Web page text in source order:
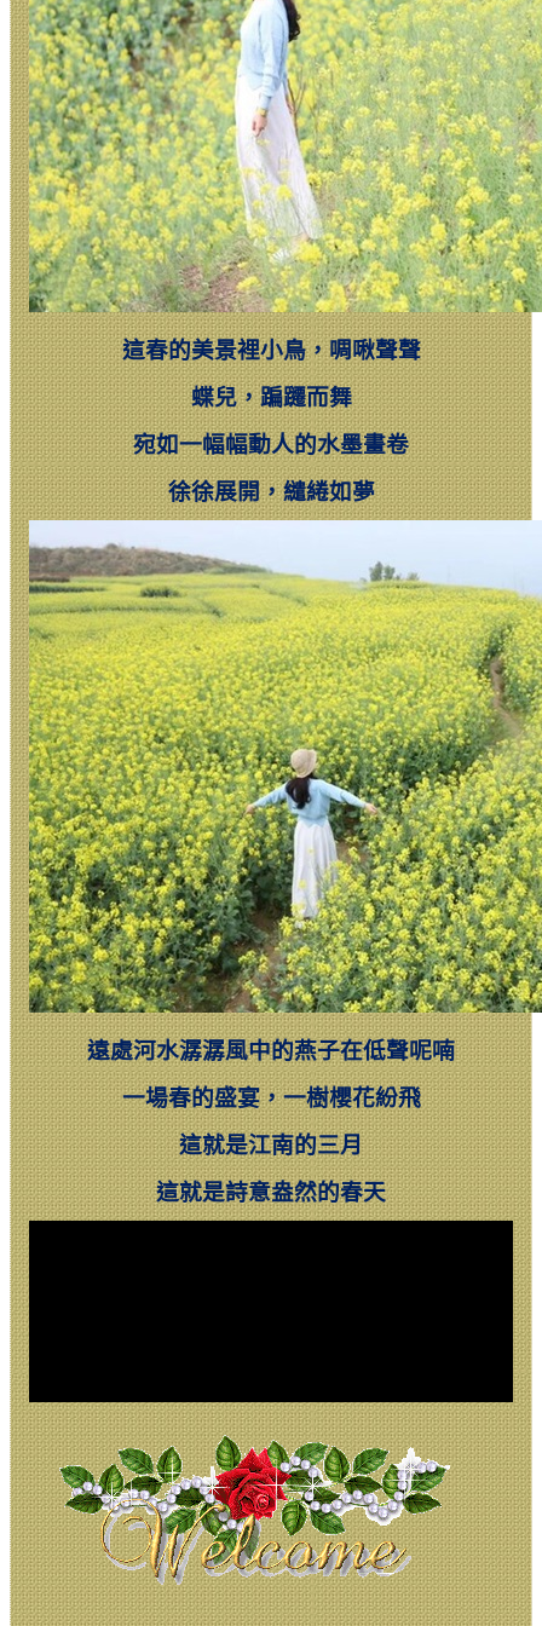
這春的美景裡小鳥，啁啾聲聲
蝶兒，蹁躚而舞
宛如一幅幅動人的水墨畫卷
徐徐展開，繾綣如夢
遠處河水潺潺風中的燕子在低聲呢喃
一場春的盛宴，一樹櫻花紛飛
這就是江南的三月
這就是詩意盎然的春天